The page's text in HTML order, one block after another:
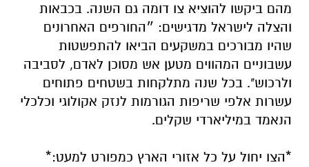
מהם ביקשו להוציא צו דומה גם השנה. בכבאות
והצלה לישראל מדגישים: ״החורפים האחרונים
שהיו מבורכים במשקעים הביאו להתפשטות
עשבוניים המהווים מטען אש מסוכן לאדם, לסביבה
ולרכוש". בכל שנה מתלקחות בשטחים פתוחים
עשרות אלפי שריפות הגורמות לנזק אקולוגי וכלכלי
הנאמד במיליארדי שקלים.
*הצו יחול על כל אזורי הארץ כמפורט למעט:*